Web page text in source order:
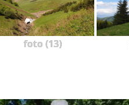
foto (13)